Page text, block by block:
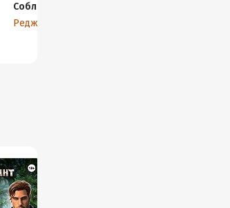
Соблазнить мага
Реджи Минт